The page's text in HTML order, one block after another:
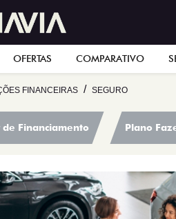
OFERTAS COMPARATIVO
FINANCEIRAS SEGURO
Financiamento Plano